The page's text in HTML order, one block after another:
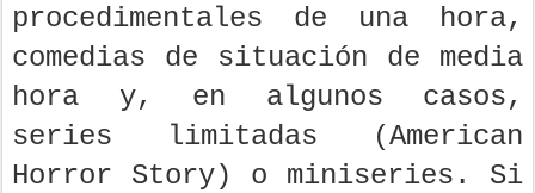
procedimentales de una hora,
comedias de situación de media
hora y, en algunos casos,
series limitadas (American
Horror Story) o miniseries. Si